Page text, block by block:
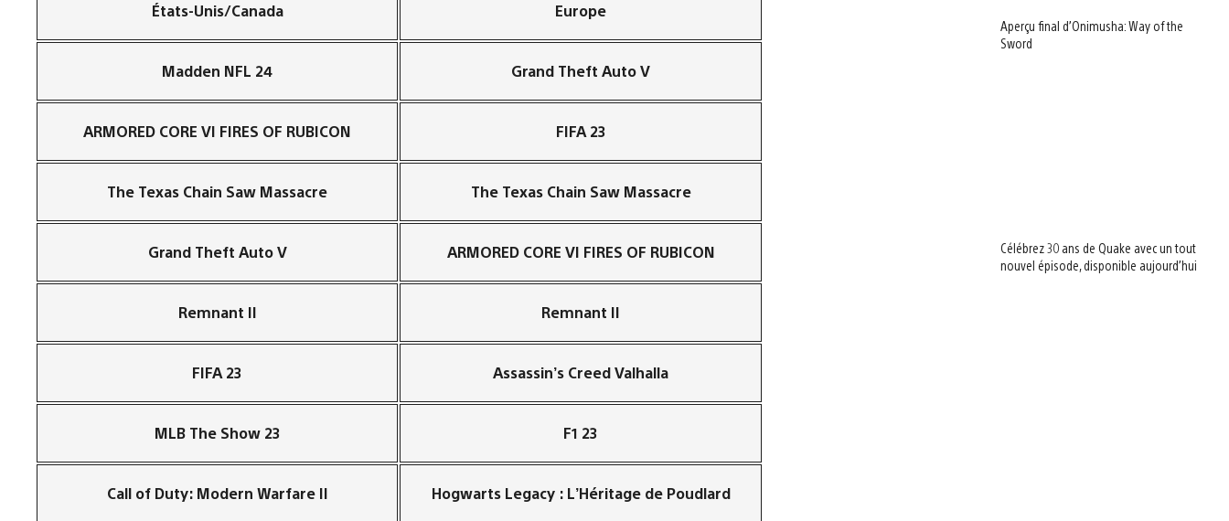
États-Unis/Canada Europe
Madden NFL 24 Grand Theft Auto V
ARMORED CORE VI FIRES OF RUBICON FIFA 23
The Texas Chain Saw Massacre The Texas Chain Saw Massacre
Grand Theft Auto V ARMORED CORE VI FIRES OF RUBICON
Remnant II Remnant II
FIFA 23 Assassin’s Creed Valhalla
MLB The Show 23 F1 23
Call of Duty: Modern Warfare II Hogwarts Legacy : L’Héritage de Poudlard
Aperçu final d’Onimusha: Way of the
Sword
Célébrez 30 ans de Quake avec un tout
nouvel épisode, disponible aujourd’hui